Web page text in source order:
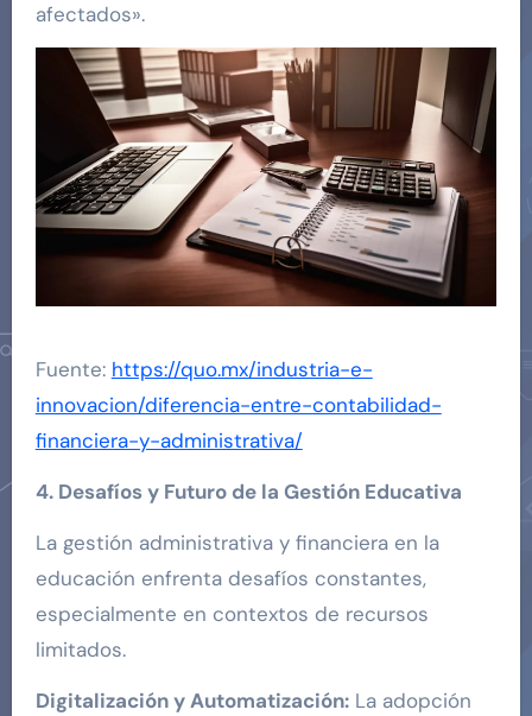
afectados».
Fuente: https://quo.mx/industria-e-
innovacion/diferencia-entre-contabilidad-
financiera-y-administrativa/
4. Desafíos y Futuro de la Gestión Educativa
La gestión administrativa y financiera en la
educación enfrenta desafíos constantes,
especialmente en contextos de recursos
limitados.
Digitalización y Automatización:La adopción